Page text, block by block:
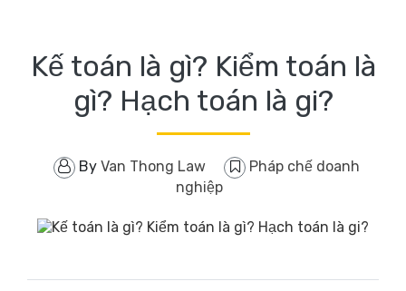
Kế toán là gì? Kiểm toán là
gì? Hạch toán là gi?
By Van Thong Law
Pháp chế doanh
nghiệp